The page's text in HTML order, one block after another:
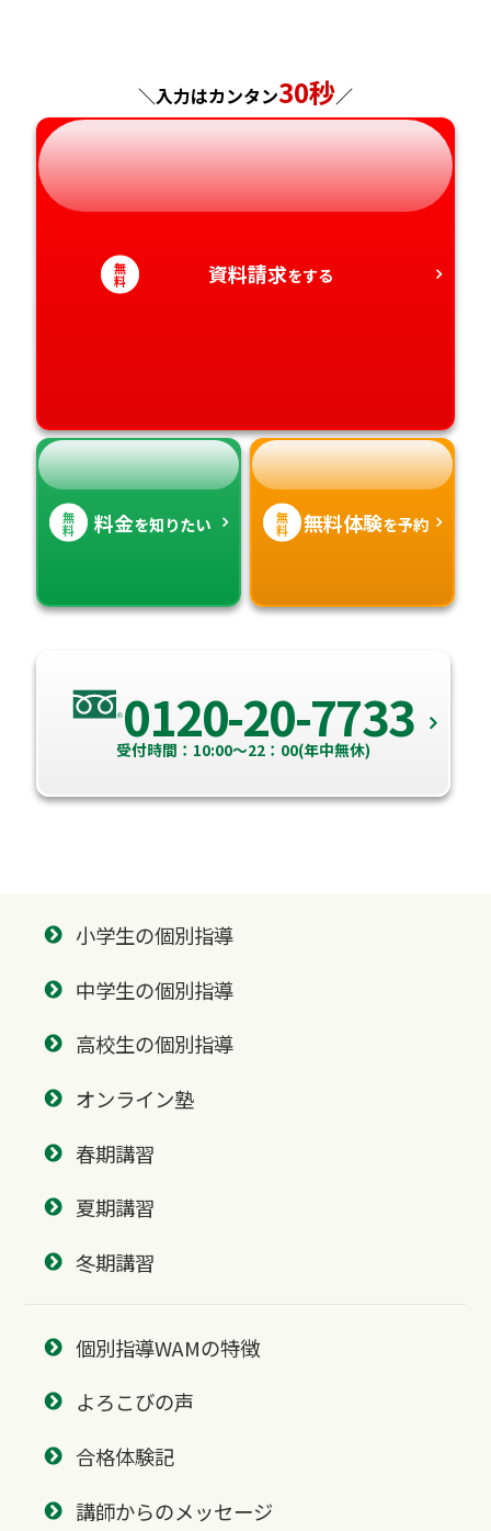
神奈川県
岐阜県
静岡県
愛知県
奈良県
和歌山県
広島県
山口県
徳島県
香川県
長崎県
熊本県
大分県
宮崎県
＼入力はカンタン30秒／
無
料 資料請求をする
無
料 料金を知りたい 無
料 無料体験を予約
0120-20-7733
受付時間：10:00～22：00(年中無休)
小学生の個別指導
中学生の個別指導
高校生の個別指導
オンライン塾
春期講習
夏期講習
冬期講習
個別指導WAMの特徴
よろこびの声
合格体験記
講師からのメッセージ